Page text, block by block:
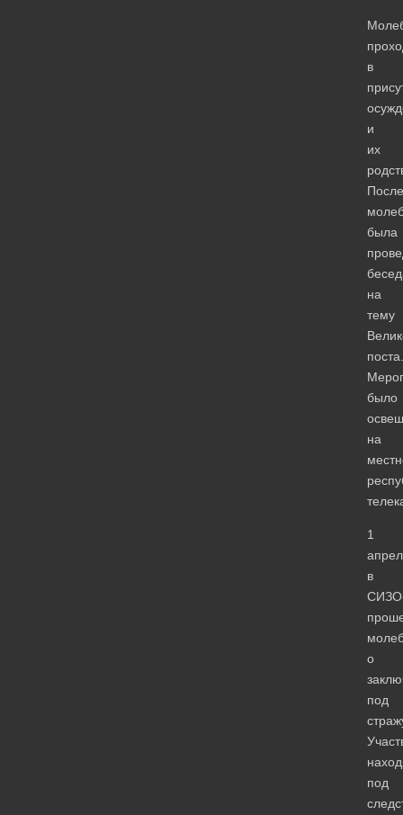
в
и
их
После
была
на
тему
поста.
было
на
1
в
о
под
под